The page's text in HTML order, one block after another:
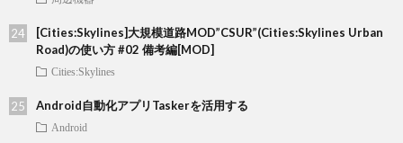
[Cities:Skylines]大規模道路MOD”CSUR”(Cities:Skylines Urban
Road)の使い方 #02 備考編[MOD]
Cities:Skylines
Android自動化アプリTaskerを活用する
Android